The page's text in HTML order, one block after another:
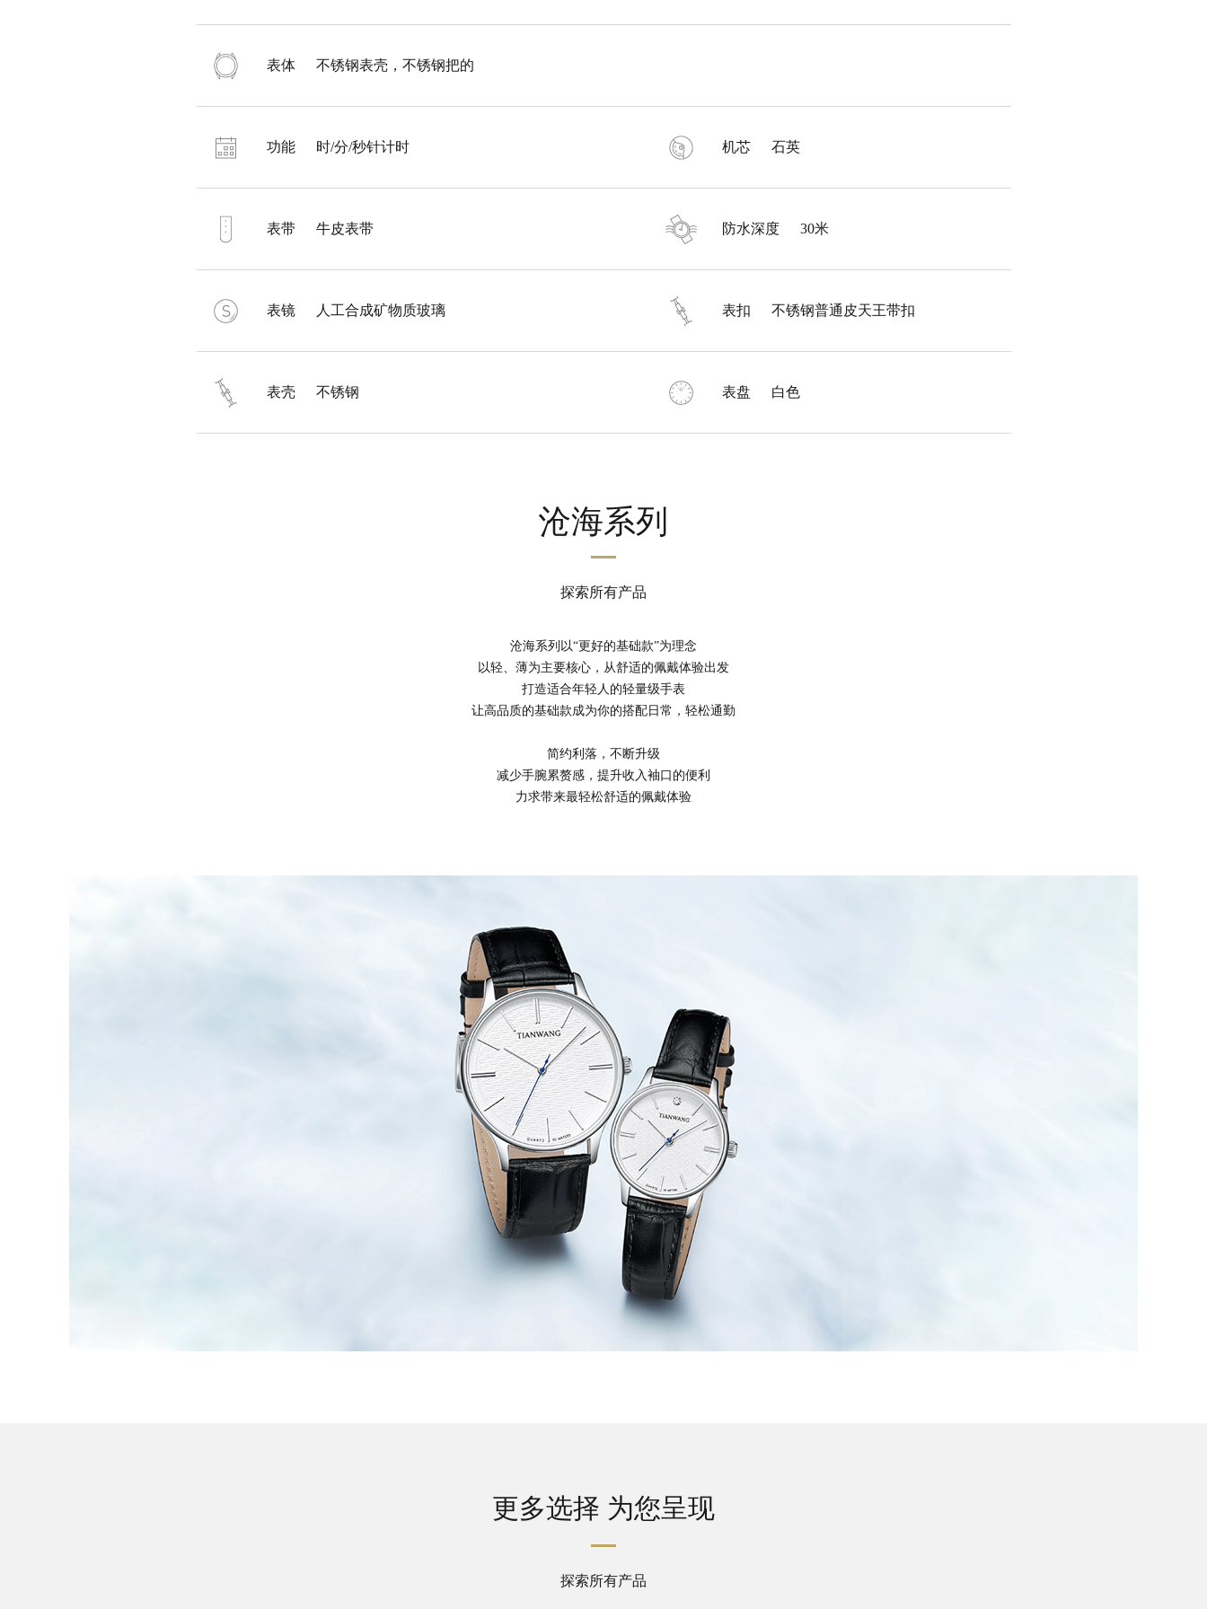
表体 不锈钢表壳，不锈钢把的
功能 时/分/秒针计时 机芯 石英
表带 牛皮表带 防水深度 30米
表镜 人工合成矿物质玻璃 表扣 不锈钢普通皮天王带扣
表壳 不锈钢 表盘 白色
沧海系列
探索所有产品
沧海系列以“更好的基础款”为理念
以轻、薄为主要核心，从舒适的佩戴体验出发
打造适合年轻人的轻量级手表
让高品质的基础款成为你的搭配日常，轻松通勤
简约利落，不断升级
减少手腕累赘感，提升收入袖口的便利
力求带来最轻松舒适的佩戴体验
更多选择 为您呈现
探索所有产品